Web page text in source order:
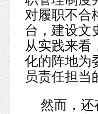
对履职不合
台，建设文
从实践来看
化的阵地为
员责任担当
然而，还